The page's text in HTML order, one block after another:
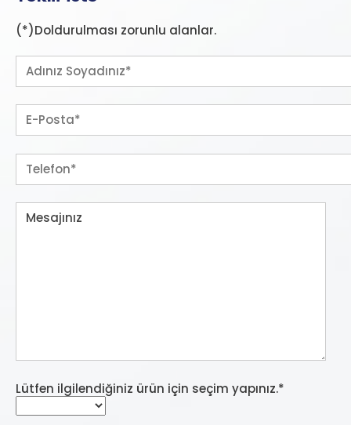
(*)Doldurulması zorunlu alanlar.
Lütfen ilgilendiğiniz ürün için seçim yapınız.*